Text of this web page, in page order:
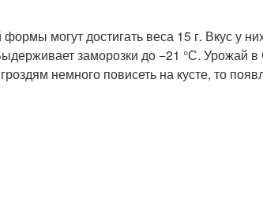
могут достигать веса 15 г. Вкус у
заморозки до −21 °С. Урожай
немного повисеть на кусте, то